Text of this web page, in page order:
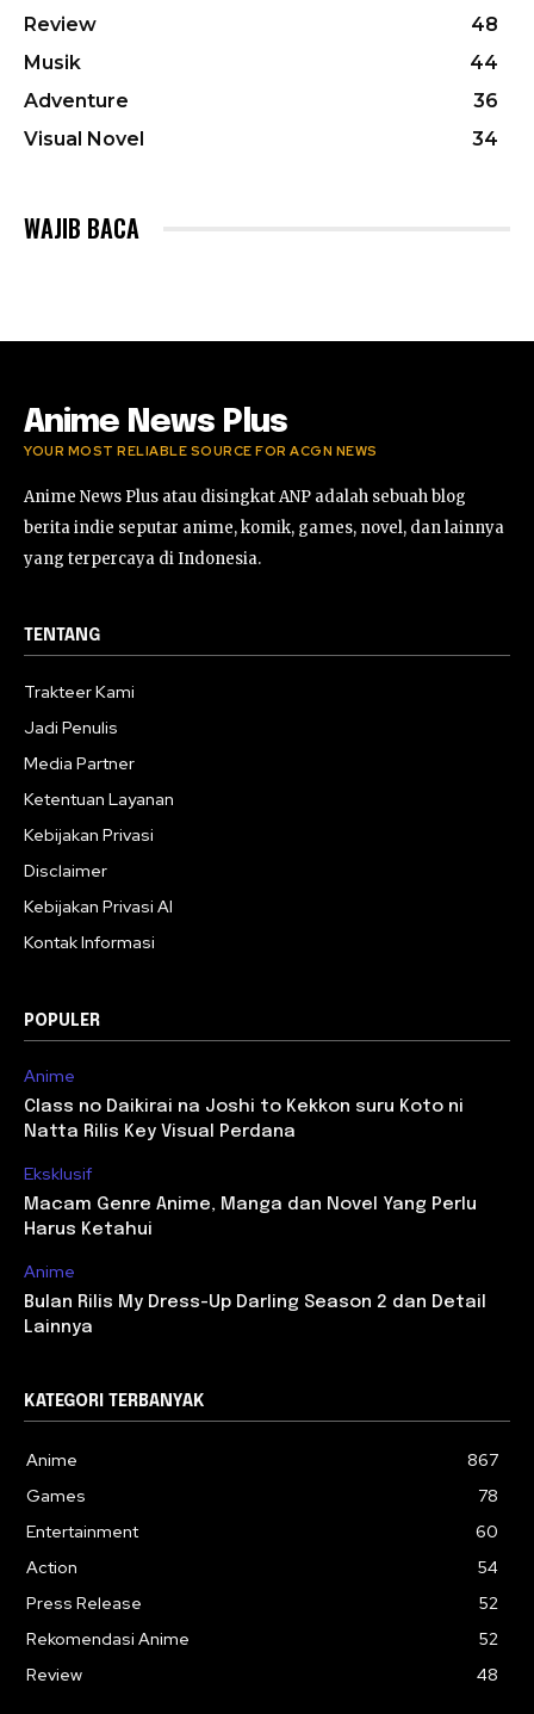
Review
48
Musik
44
Adventure
36
Visual Novel
34
WAJIB BACA
Anime News Plus
YOUR MOST RELIABLE SOURCE FOR ACGN NEWS
Anime News Plus atau disingkat ANP adalah sebuah blog
berita indie seputar anime, komik, games, novel, dan lainnya
yang terpercaya di Indonesia.
TENTANG
Trakteer Kami
Jadi Penulis
Media Partner
Ketentuan Layanan
Kebijakan Privasi
Disclaimer
Kebijakan Privasi AI
Kontak Informasi
POPULER
Anime
Class no Daikirai na Joshi to Kekkon suru Koto ni
Natta Rilis Key Visual Perdana
Eksklusif
Macam Genre Anime, Manga dan Novel Yang Perlu
Harus Ketahui
Anime
Bulan Rilis My Dress-Up Darling Season 2 dan Detail
Lainnya
KATEGORI TERBANYAK
Anime
867
Games
78
Entertainment
60
Action
54
Press Release
52
Rekomendasi Anime
52
Review
48